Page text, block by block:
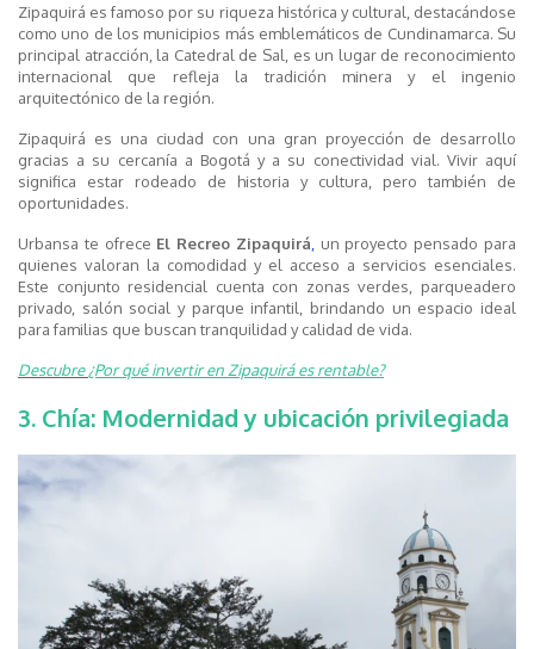
Zipaquirá es famoso por su riqueza histórica y cultural, destacándose
como uno de los municipios más emblemáticos de Cundinamarca. Su
principal atracción, la Catedral de Sal, es un lugar de reconocimiento
internacional que refleja la tradición minera y el ingenio
arquitectónico de la región.
Zipaquirá es una ciudad con una gran proyección de desarrollo
gracias a su cercanía a Bogotá y a su conectividad vial. Vivir aquí
significa estar rodeado de historia y cultura, pero también de
oportunidades.
Urbansa te ofrece El Recreo Zipaquirá
un proyecto pensado para
quienes valoran la comodidad y el acceso a servicios esenciales.
Este conjunto residencial cuenta con zonas verdes, parqueadero
privado, salón social y parque infantil, brindando un espacio ideal
para familias que buscan tranquilidad y calidad de vida.
Descubre¿Por qué invertir en Zipaquirá es rentable?
3. Chía: Modernidad y ubicación privilegiada